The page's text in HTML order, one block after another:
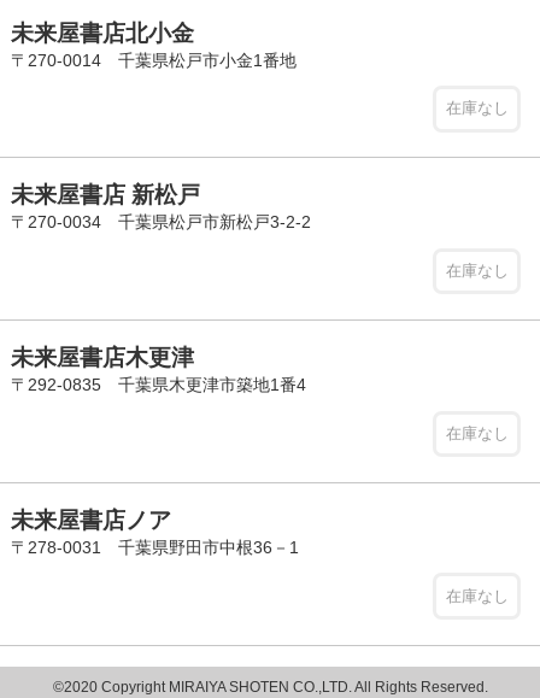
未来屋書店北小金
〒270-0014 千葉県松戸市小金1番地
在庫なし
未来屋書店 新松戸
〒270-0034 千葉県松戸市新松戸3-2-2
在庫なし
未来屋書店木更津
〒292-0835 千葉県木更津市築地1番4
在庫なし
未来屋書店ノア
〒278-0031 千葉県野田市中根36－1
在庫なし
©2020 Copyright MIRAIYA SHOTEN CO.,LTD. All Rights Reserved.